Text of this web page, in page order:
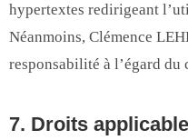
hypertextes redirigeant
Néanmoins, Clémence
responsabilité à l’égard du
7. Droits